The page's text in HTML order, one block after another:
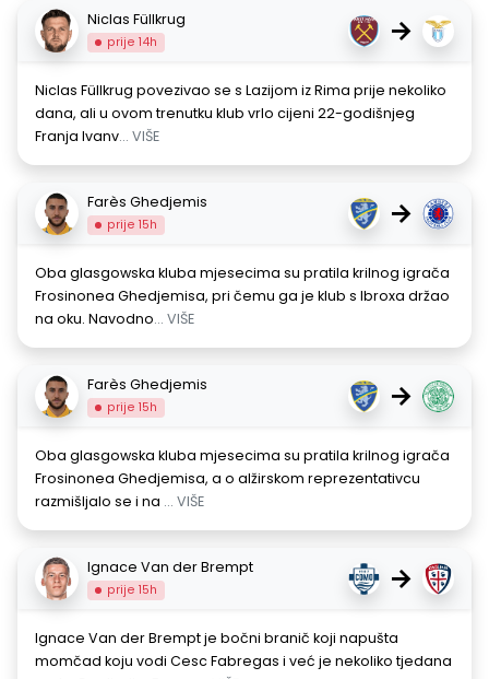
Niclas Füllkrug
prije 14h →
Niclas Füllkrug povezivao se s Lazijom iz Rima prije nekoliko
dana, ali u ovom trenutku klub vrlo cijeni 22-godišnjeg
Franja Ivanv... VIŠE
Farès Ghedjemis
prije 15h →
Oba glasgowska kluba mjesecima su pratila krilnog igrača
Frosinonea Ghedjemisa, pri čemu ga je klub s Ibroxa držao
na oku. Navodno... VIŠE
Farès Ghedjemis
prije 15h →
Oba glasgowska kluba mjesecima su pratila krilnog igrača
Frosinonea Ghedjemisa, a o alžirskom reprezentativcu
razmišljalo se i na ... VIŠE
Ignace Van der Brempt
prije 15h →
Ignace Van der Brempt je bočni branič koji napušta
momčad koju vodi Cesc Fabregas i već je nekoliko tjedana